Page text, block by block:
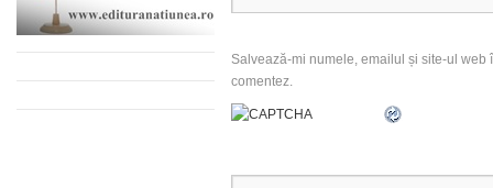
Salvează-mi numele, emailul și site-ul
comentez.